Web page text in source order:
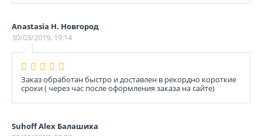
Anastasia Н. Новгород
30/03/2019, 19:14
Заказ обработан быстро и доставлен в рекордно короткие
сроки ( через час после оформления заказа на сайте)
Suhoff Alex Балашиха